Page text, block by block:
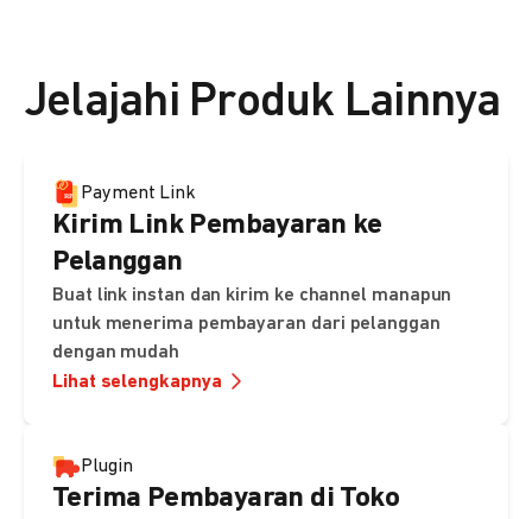
Jelajahi Produk Lainnya
Payment Link
Kirim Link Pembayaran ke
Pelanggan
Buat link instan dan kirim ke channel manapun
untuk menerima pembayaran dari pelanggan
dengan mudah
Lihat selengkapnya
Plugin
Terima Pembayaran di Toko